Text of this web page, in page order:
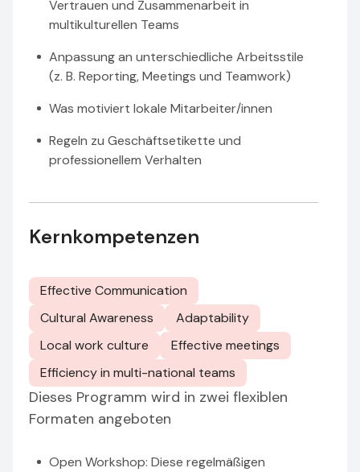
Vertrauen und Zusammenarbeit in
multikulturellen Teams
Anpassung an unterschiedliche Arbeitsstile
(z. B. Reporting, Meetings und Teamwork)
Was motiviert lokale Mitarbeiter/innen
Regeln zu Geschäftsetikette und
professionellem Verhalten
Kernkompetenzen
Effective Communication
Cultural Awareness
Adaptability
Local work culture
Effective meetings
Efficiency in multi-national teams
Dieses Programm wird in zwei flexiblen
Formaten angeboten
Open Workshop: Diese regelmäßigen